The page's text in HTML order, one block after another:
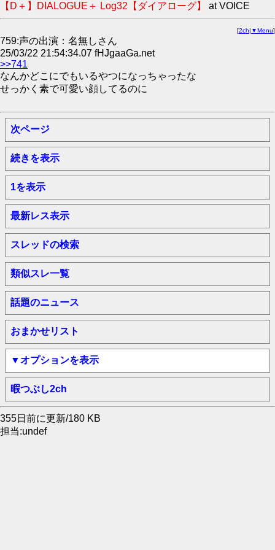
【D＋】DIALOGUE＋ Log32【ダイアローグ】 at VOICE
[2ch| ▼Menu]
759:声の出演：名無しさん
25/03/22 21:54:34.07 fHJgaaGa.net
>>741
なんかどこにでもいるやつになっちゃったな
せっかく素で可愛い顔してるのに
次ページ
続きを表示
1を表示
最新レス表示
スレッドの検索
類似スレ一覧
話題のニュース
おまかせリスト
▼オプションを表示
暇つぶし2ch
355日前に更新/180 KB
担当:undef